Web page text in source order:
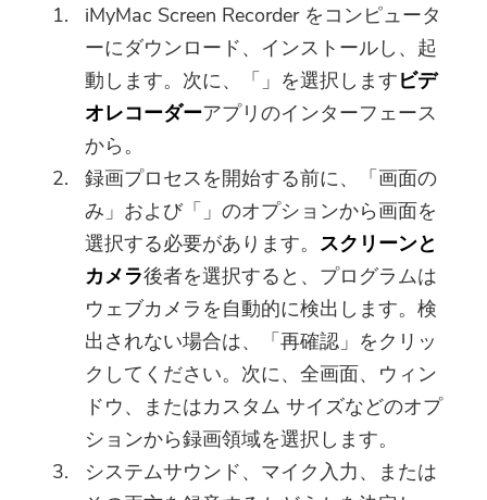
iMyMac Screen Recorder をコンピュータ
ーにダウンロード、インストールし、起
動します。次に、「」を選択しますビデ
オレコーダーアプリのインターフェース
から。
録画プロセスを開始する前に、「画面の
み」および「」のオプションから画面を
選択する必要があります。 スクリーンと
カメラ後者を選択すると、プログラムは
ウェブカメラを自動的に検出します。検
出されない場合は、「再確認」をクリッ
クしてください。次に、全画面、ウィン
ドウ、またはカスタム サイズなどのオプ
ションから録画領域を選択します。
システムサウンド、マイク入力、または
ほぼ完了します。
最新のアップデートとオファー
を購読する
注意：
このソフトウェアは、Macでの
みダウンロードして使用できま
す。メールアドレスを入力し
て、ダウンロードリンクとクー
ポンコードを取得できます。 ソ
フトウェアを購入したい場合は
ここへ：ストア
有効なメールアドレスを入力してく
ださい。
提出